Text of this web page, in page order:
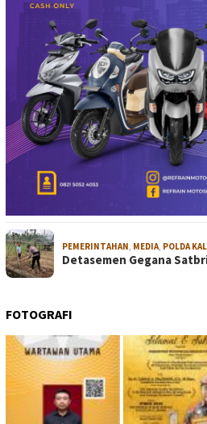
PEMERINTAHAN, MEDIA, POLDA
Detasemen Gegana
FOTOGRAFI